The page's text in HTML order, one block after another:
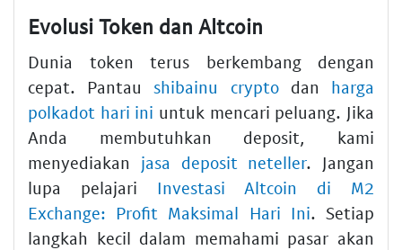
Evolusi Token dan Altcoin
Dunia token terus berkembang dengan
cepat. Pantaushibainu cryptodan harga
polkadot hari ini untuk mencari peluang. Jika
Anda membutuhkan deposit, kami
menyediakan jasa deposit neteller. Jangan
lupa pelajari Investasi Altcoin di M2
Exchange: Profit Maksimal Hari Ini. Setiap
langkah kecil dalam memahami pasar akan